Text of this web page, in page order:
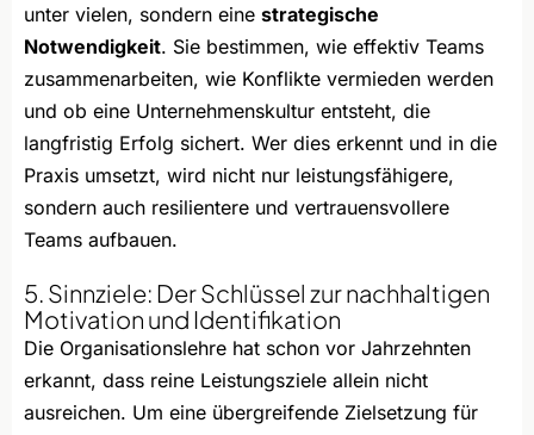
unter vielen, sondern eine strategische
Notwendigkeit. Sie bestimmen, wie effektiv Teams
zusammenarbeiten, wie Konflikte vermieden werden
und ob eine Unternehmenskultur entsteht, die
langfristig Erfolg sichert. Wer dies erkennt und in die
Praxis umsetzt, wird nicht nur leistungsfähigere,
sondern auch resilientere und vertrauensvollere
Teams aufbauen.
5. Sinnziele: Der Schlüssel zur nachhaltigen
Motivation und Identifikation
Die Organisationslehre hat schon vor Jahrzehnten
erkannt, dass reine Leistungsziele allein nicht
ausreichen. Um eine übergreifende Zielsetzung für